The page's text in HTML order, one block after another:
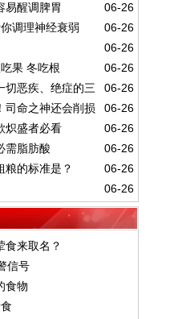
06-26
易醒调脾胃
06-26
调理神经衰弱
06-26
06-26
果 冬吃根
06-26
切恶疾、绝症的三
06-26
司命之神还会削损
06-26
炽盛者必看
06-26
需脂肪酸
06-26
粮的标准是？
06-26
食来取名？
信号
食物